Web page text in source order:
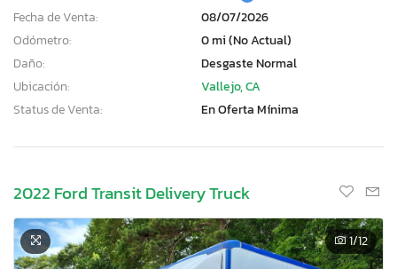
Fecha de Venta:
08/07/2026
Odómetro:
0 mi (No Actual)
Daño:
Desgaste Normal
Ubicación:
Vallejo, CA
Status de Venta:
En Oferta Mínima
2022 Ford Transit Delivery Truck
1/12